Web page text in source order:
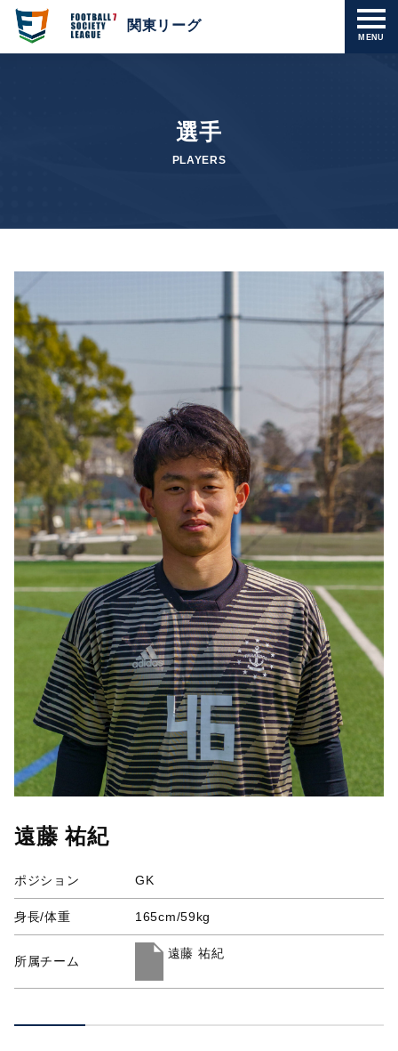
MENU
関東リーグ
選手
PLAYERS
遠藤 祐紀
ポジション GK
身長/体重 165cm/59kg
所属チーム
遠藤 祐紀